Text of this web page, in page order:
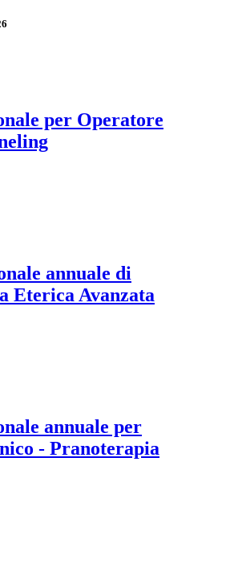
per Operatore
annuale di
Eterica Avanzata
annuale per
- Pranoterapia